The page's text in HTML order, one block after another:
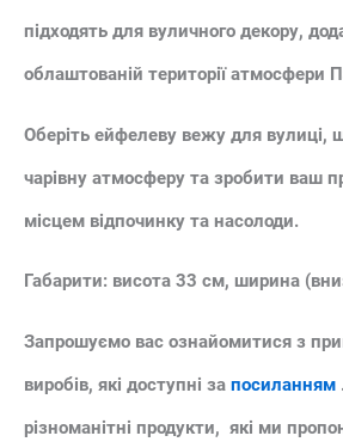
підходять для вуличного декору,
облаштованій території атмосфери
Оберіть ейфелеву вежу для вулиці,
чарівну атмосферу та зробити ваш
місцем відпочинку та насолоди.
Габарити: висота 33 см, ширина
Запрошуємо вас ознайомитися з
виробів, які доступні за посиланням
різноманітні продукти, які ми